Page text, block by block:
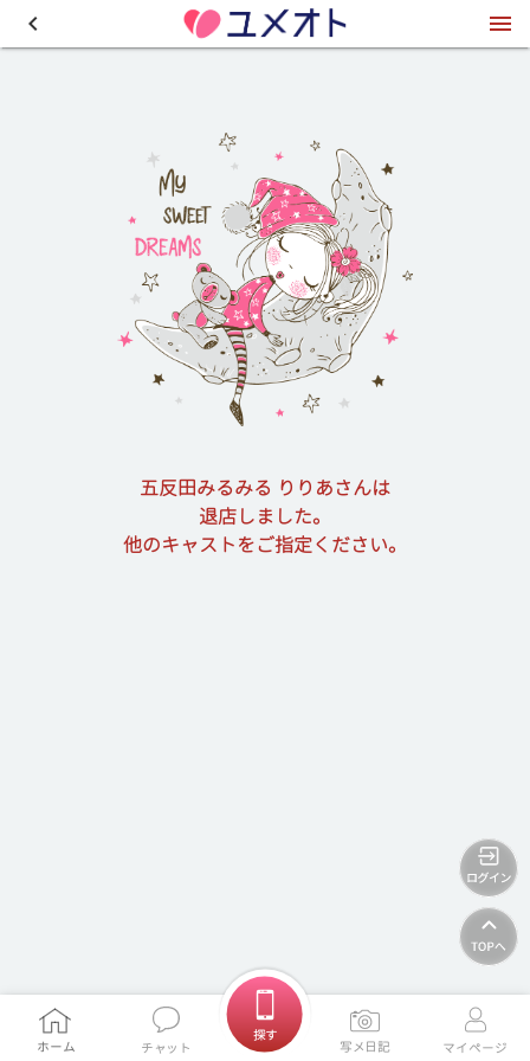
五反田みるみる りりあさんは
退店しました。
他のキャストをご指定ください。
ホームに戻る
ホーム チャット
探す
写メ日記 マイページ